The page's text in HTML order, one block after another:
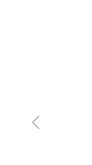
Previous